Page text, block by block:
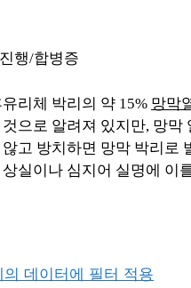
행/합병증
리체 박리의 약 15% 망막
으로 알려져 있지만, 망막
고 방치하면 망막 박리로
실이나 심지어 실명에 이
데이터에 필터 적용